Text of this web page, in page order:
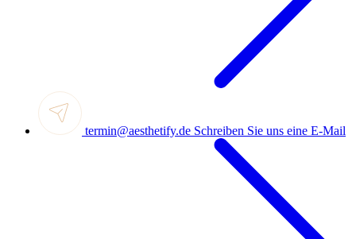
termin@aesthetify.de Schreiben Sie uns eine E-Mail